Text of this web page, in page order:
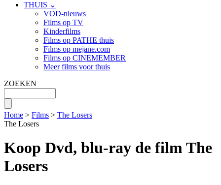
THUIS ⌄
VOD-nieuws
Films op TV
Kinderfilms
Films op PATHE thuis
Films op mejane.com
Films op CINEMEMBER
Meer films voor thuis
ZOEKEN
Home > Films > The Losers
The Losers
Koop Dvd, blu-ray de film The
Losers